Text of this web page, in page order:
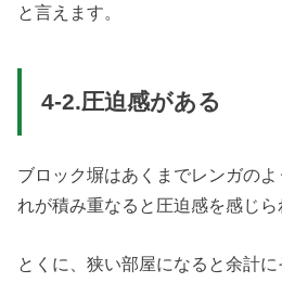
と言えます。
4-2.圧迫感がある
ブロック塀はあくまでレンガの
れが積み重なると圧迫感を感じら
とくに、狭い部屋になると余計